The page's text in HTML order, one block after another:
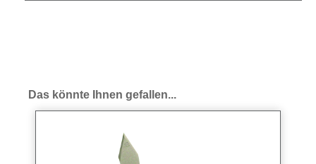
Produktgalerie überspringen
Das könnte Ihnen gefallen...